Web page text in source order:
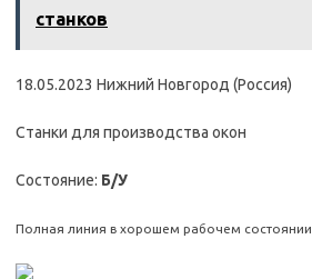
станков
18.05.2023 Нижний Новгород (Россия)
Станки для производства окон
Состояние: Б/У
Полная линия в хорошем рабочем состоянии